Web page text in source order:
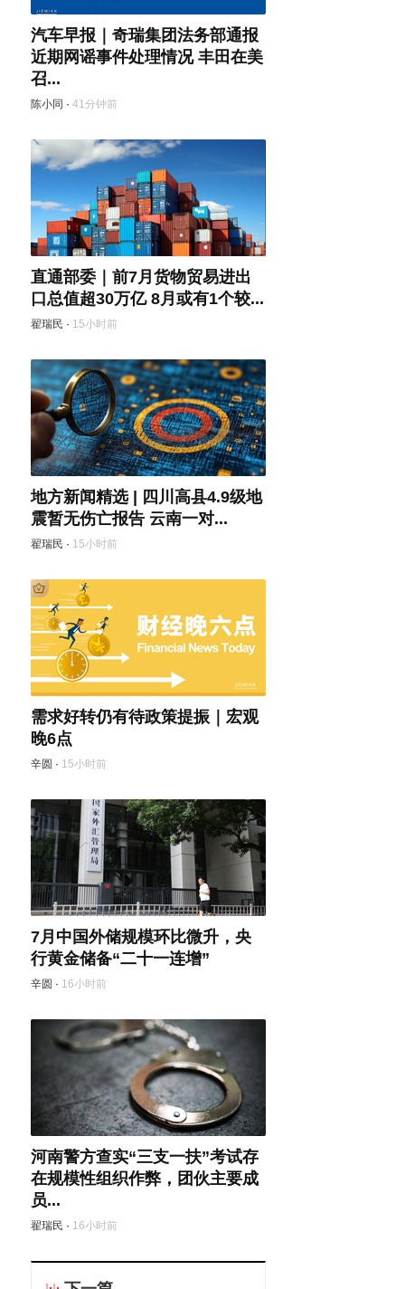
汽车早报｜奇瑞集团法务部通报
近期网谣事件处理情况 丰田在美
召...
陈小同 · 41分钟前
直通部委｜前7月货物贸易进出
口总值超30万亿 8月或有1个较...
翟瑞民 · 15小时前
地方新闻精选 | 四川高县4.9级地
震暂无伤亡报告 云南一对...
翟瑞民 · 15小时前
需求好转仍有待政策提振｜宏观
晚6点
辛圆 · 15小时前
7月中国外储规模环比微升，央
行黄金储备“二十一连增”
辛圆 · 16小时前
河南警方查实“三支一扶”考试存
在规模性组织作弊，团伙主要成
员...
翟瑞民 · 16小时前